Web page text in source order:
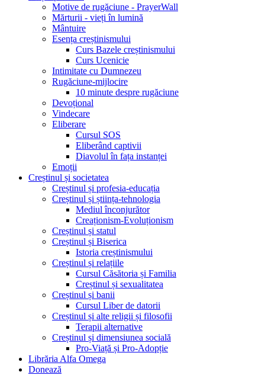
Motive de rugăciune - PrayerWall
Mărturii - vieți în lumină
Mântuire
Esența creștinismului
Curs Bazele creștinismului
Curs Ucenicie
Intimitate cu Dumnezeu
Rugăciune-mijlocire
10 minute despre rugăciune
Devoțional
Vindecare
Eliberare
Cursul SOS
Eliberând captivii
Diavolul în fața instanței
Emoții
Creștinul și societatea
Creștinul și profesia-educația
Creștinul și știința-tehnologia
Mediul înconjurător
Creaționism-Evoluționism
Creștinul și statul
Creștinul și Biserica
Istoria creștinismului
Creștinul și relațiile
Cursul Căsătoria și Familia
Creștinul și sexualitatea
Creștinul și banii
Cursul Liber de datorii
Creștinul și alte religii și filosofii
Terapii alternative
Creștinul și dimensiunea socială
Pro-Viață și Pro-Adopție
Librăria Alfa Omega
Donează